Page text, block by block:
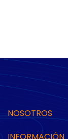
NOSOTROS